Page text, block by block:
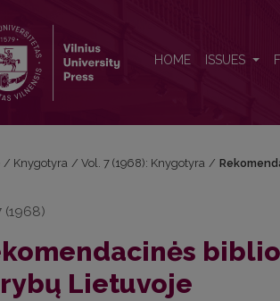
HOME ISSUES
/ Knygotyra / Vol. 7 (1968): Knygotyra /
(1968)
Lietuvoje